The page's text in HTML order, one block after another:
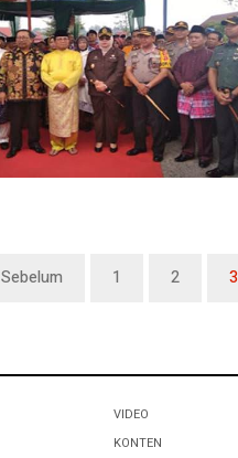
Sebelum 1 2 3
VIDEO
KONTEN